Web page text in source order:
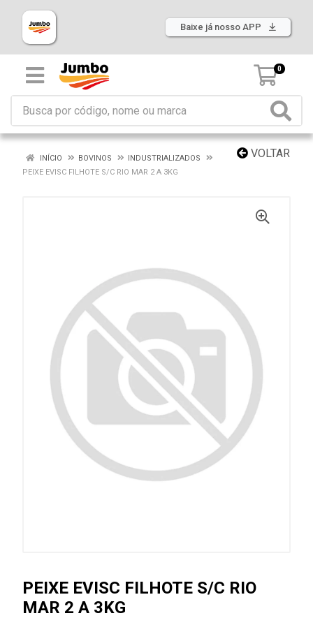
Baixe já nosso APP
0
VOLTAR
INÍCIO BOVINOS
INDUSTRIALIZADOS
PEIXE EVISC FILHOTE S/C RIO MAR 2 A 3KG
PEIXE EVISC FILHOTE S/C RIO
MAR 2 A 3KG